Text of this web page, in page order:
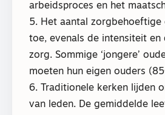
arbeidsproces en het
5. Het aantal zorgbehoeftige
toe, evenals de intensiteit en
zorg. Sommige ‘jongere’
moeten hun eigen ouders
6. Traditionele kerken lijden
van leden. De gemiddelde